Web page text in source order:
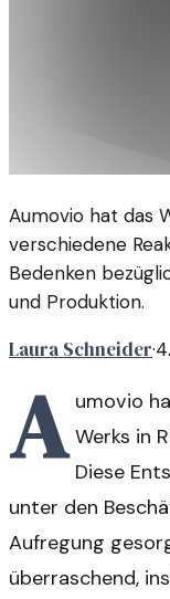
Aumovio hat das
verschiedene
Bedenken
und Produktion.
Laura Schneider·
A umovio
Werks in
Diese
unter den
Aufregung
überraschend,